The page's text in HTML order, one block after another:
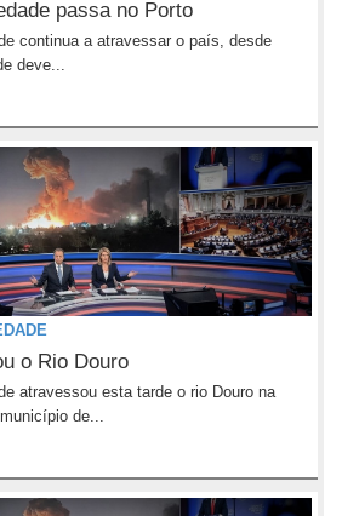
passa no Porto
continua a atravessar o país, desde
deve...
o Rio Douro
atravessou esta tarde o rio Douro na
de...